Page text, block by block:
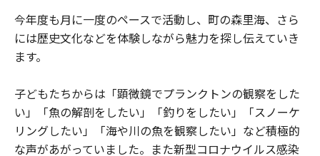
今年度も月に一度のペースで活動し、町の森里海、さら
には歴史文化などを体験しながら魅力を探し伝えていき
ます。
子どもたちからは「顕微鏡でプランクトンの観察をした
い」「魚の解剖をしたい」「釣りをしたい」「スノーケ
リングしたい」「海や川の魚を観察したい」など積極的
な声があがっていました。また新型コロナウイルス感染